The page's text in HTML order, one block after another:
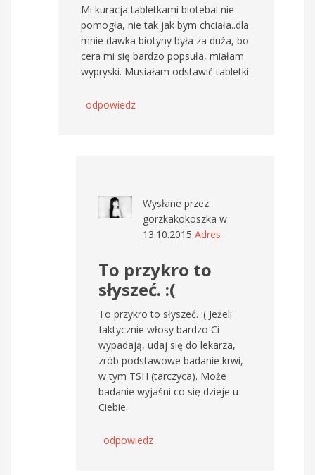
Mi kuracja tabletkami biotebal nie
pomogła, nie tak jak bym chciała..dla
mnie dawka biotyny była za duża, bo
cera mi się bardzo popsuła, miałam
wypryski. Musiałam odstawić tabletki.
odpowiedz
Wysłane przez
gorzkakokoszka w
13.10.2015 Adres
To przykro to
słyszeć. :(
To przykro to słyszeć. :( Jeżeli
faktycznie włosy bardzo Ci
wypadają, udaj się do lekarza,
zrób podstawowe badanie krwi,
w tym TSH (tarczyca). Może
badanie wyjaśni co się dzieje u
Ciebie.
odpowiedz